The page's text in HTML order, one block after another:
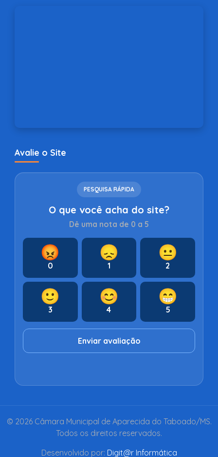
Avalie o Site
PESQUISA RÁPIDA
O que você acha do site?
Dê uma nota de 0 a 5
😡
0
😞
1
😐
2
🙂
3
😊
4
😁
5
Enviar avaliação
© 2026 Câmara Municipal de Aparecida do Taboado/MS.
Todos os direitos reservados.
Desenvolvido por: Digit@r Informática